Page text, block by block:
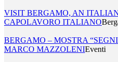
VISIT BERGAMO, AN
CAPOLAVORO ITALIANO
BERGAMO – MOSTRA
MARCO MAZZOLENIEventi